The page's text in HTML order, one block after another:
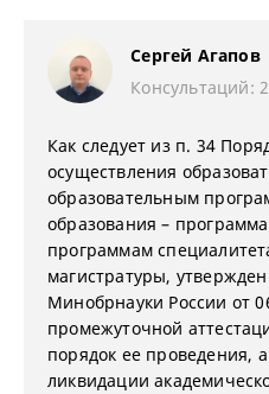
Сергей Агапов
Консультаций:
Как следует из п. 34
осуществления
образовательным
образования –
программам
магистратуры,
Минобрнауки России от
промежуточной
порядок ее проведения,
ликвидации